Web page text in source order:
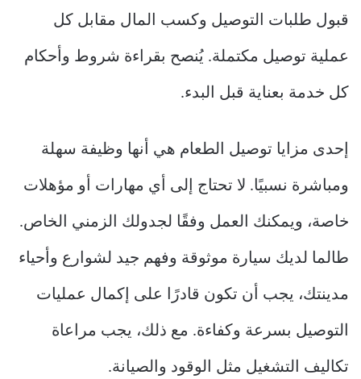
قبول طلبات التوصيل وكسب المال مقابل كل
عملية توصيل مكتملة. يُنصح بقراءة شروط وأحكام
كل خدمة بعناية قبل البدء.
إحدى مزايا توصيل الطعام هي أنها وظيفة سهلة
ومباشرة نسبيًا. لا تحتاج إلى أي مهارات أو مؤهلات
خاصة، ويمكنك العمل وفقًا لجدولك الزمني الخاص.
طالما لديك سيارة موثوقة وفهم جيد لشوارع وأحياء
مدينتك، يجب أن تكون قادرًا على إكمال عمليات
التوصيل بسرعة وكفاءة. مع ذلك، يجب مراعاة
تكاليف التشغيل مثل الوقود والصيانة.